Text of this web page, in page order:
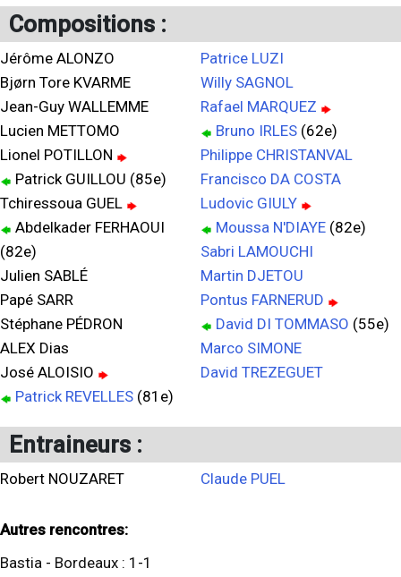
Compositions :
Jérôme ALONZO
Bjørn Tore KVARME
Jean-Guy WALLEMME
Lucien METTOMO
Lionel POTILLON
Patrick GUILLOU (85e)
Tchiressoua GUEL
Abdelkader FERHAOUI
(82e)
Julien SABLÉ
Papé SARR
Stéphane PÉDRON
ALEX Dias
José ALOISIO
Patrick REVELLES (81e)
Patrice LUZI
Willy SAGNOL
Rafael MARQUEZ
Bruno IRLES (62e)
Philippe CHRISTANVAL
Francisco DA COSTA
Ludovic GIULY
Moussa N'DIAYE (82e)
Sabri LAMOUCHI
Martin DJETOU
Pontus FARNERUD
David DI TOMMASO (55e)
Marco SIMONE
David TREZEGUET
Entraineurs :
Robert NOUZARET Claude PUEL
Autres rencontres:
Bastia - Bordeaux : 1 -1